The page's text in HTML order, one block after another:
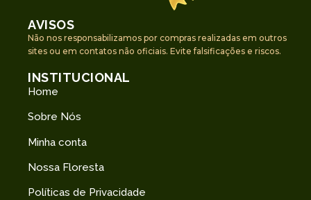
AVISOS
Não nos responsabilizamos por compras realizadas em outros
sites ou em contatos não oficiais. Evite falsificações e riscos.
INSTITUCIONAL
Home
Sobre Nós
Minha conta
Nossa Floresta
Políticas de Privacidade